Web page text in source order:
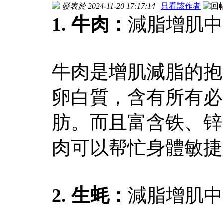
發表於 2024-11-20 17:17:14 | 只看該作者
1. 牛肉： 減脂增肌
牛肉是增肌減脂的
卵白質，含有所有
肪。而且富含铁、
肉可以帮忙身體敏
2. 生蚝： 減脂增肌